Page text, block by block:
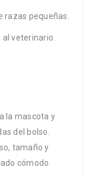
razas pequeñas.
veterinario.
la mascota y
del bolso.
tamaño y
cómodo.